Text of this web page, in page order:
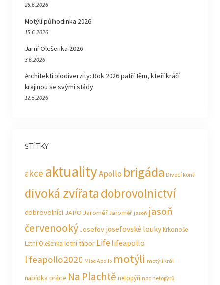
25.6.2026
Motýlí půlhodinka 2026
15.6.2026
Jarní Olešenka 2026
3.6.2026
Architekti biodiverzity: Rok 2026 patří těm, kteří kráčí
krajinou se svými stády
12.5.2026
ŠTÍTKY
akce aktualityApollo brigáda Divocí koně
divoká zvířatadobrovolnictví
dobrovolníci JARO JaroměřJaroměř jasoň jasoň
červenooký Josefov josefovské loukyKrkonoše
Letní Olešenka letní tábor Life lifeapollo
lifeapollo2020 Mise Apollo motýli motýlí král
nabídka práce Na Plachtě netopýři noc netopýrů